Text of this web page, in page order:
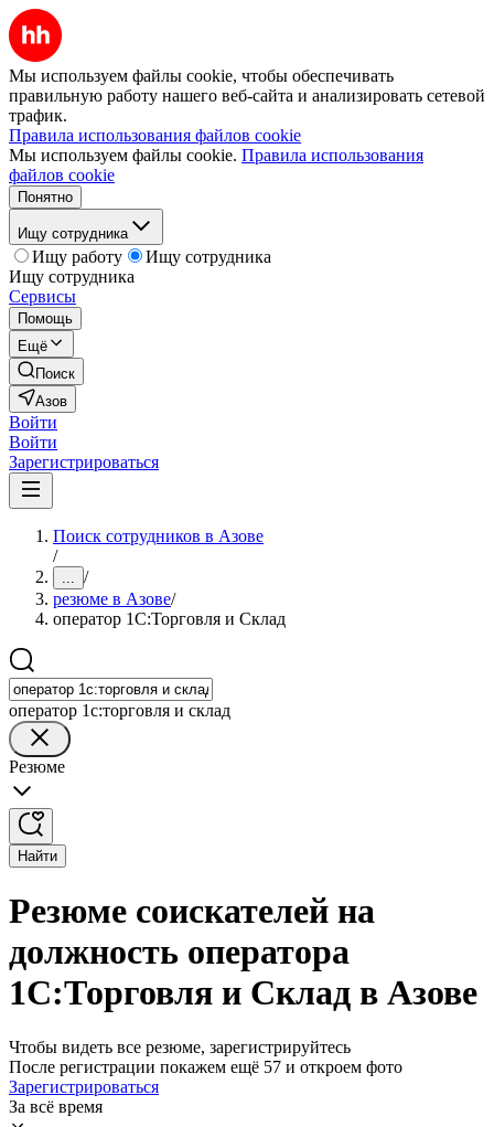
Мы используем файлы cookie, чтобы обеспечивать
правильную работу нашего веб-сайта и анализировать сетевой
трафик.
Правила использования файлов cookie
Мы используем файлы cookie. Правила использования
файлов cookie
Понятно
Ищу сотрудника
Ищу работу
Ищу сотрудника
Ищу сотрудника
Сервисы
Помощь
Ещё
Поиск
Азов
Войти
Войти
Зарегистрироваться
Поиск сотрудников в Азове
/
... /
резюме в Азове/
оператор 1С:Торговля и Склад
оператор 1с:торговля и склад
Резюме
Найти
Резюме соискателей на
должность оператора
1С:Торговля и Склад в Азове
Чтобы видеть все резюме, зарегистрируйтесь
После регистрации покажем ещё 57 и откроем фото
Зарегистрироваться
За всё время